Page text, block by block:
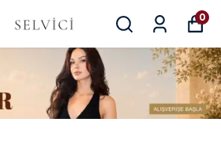
0